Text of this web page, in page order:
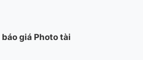
báo giá Photo tài